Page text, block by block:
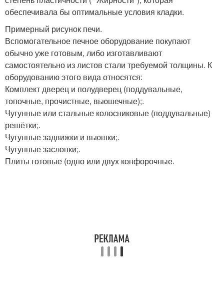
обеспечивала бы оптимальные условия кладки.
Примерный рисунок печи.
Вспомогательное печное оборудование покупают
обычно уже готовым, либо изготавливают
самостоятельно из листов стали требуемой толщины. К
оборудованию этого вида относятся:
Комплект дверец и полудверец (поддувальные,
топочные, прочистные, вьюшечные);.
Чугунные или стальные колосниковые (поддувальные)
решётки;.
Чугунные задвижки и вьюшки;.
Чугунные заслонки;.
Плиты готовые (одно или двух конфорочные.